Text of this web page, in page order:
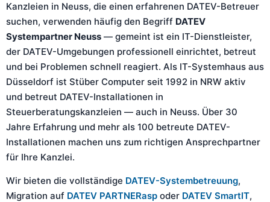
Kanzleien in Neuss, die einen erfahrenen DATEV-Betreuer
suchen, verwenden häufig den Begriff DATEV
Systempartner Neuss — gemeint ist ein IT-Dienstleister,
der DATEV-Umgebungen professionell einrichtet, betreut
und bei Problemen schnell reagiert. Als IT-Systemhaus aus
Düsseldorf ist Stüber Computer seit 1992 in NRW aktiv
und betreut DATEV-Installationen in
Steuerberatungskanzleien — auch in Neuss. Über 30
Jahre Erfahrung und mehr als 100 betreute DATEV-
Installationen machen uns zum richtigen Ansprechpartner
für Ihre Kanzlei.
Wir bieten die vollständige DATEV-Systembetreuung,
Migration auf DATEV PARTNERasp oder DATEV SmartIT,